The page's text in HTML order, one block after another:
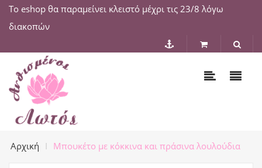
Το eshop θα παραμείνει κλειστό μέχρι τις 23/8 λόγω
διακοπών
Αρχική Μπουκέτο με κόκκινα και πράσινα λουλούδια